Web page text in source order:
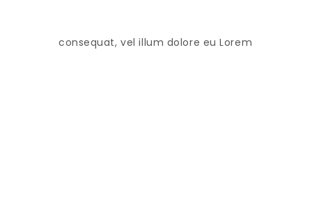
consequat, vel illum dolore eu Lorem